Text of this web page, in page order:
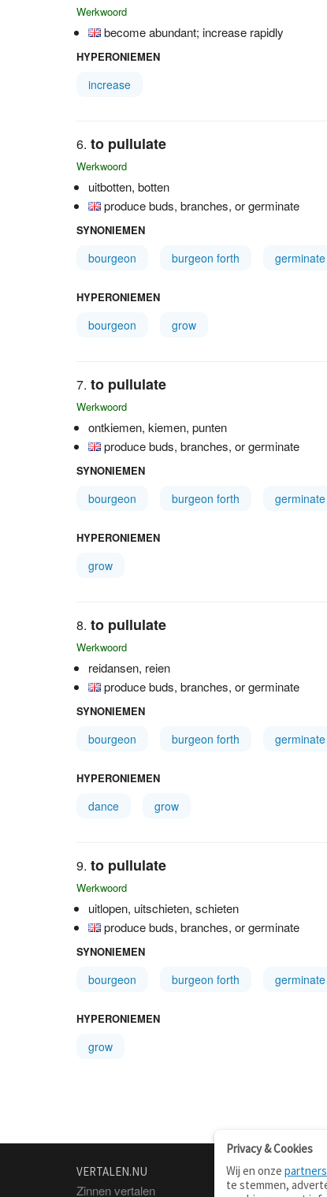
Werkwoord
become abundant; increase rapidly
HYPERONIEMEN
increase
to pullulate
Werkwoord
uitbotten, botten
produce buds, branches, or germinate
SYNONIEMEN
bourgeon burgeon forth germinate
HYPERONIEMEN
bourgeon grow
to pullulate
Werkwoord
ontkiemen, kiemen, punten
produce buds, branches, or germinate
SYNONIEMEN
bourgeon burgeon forth germinate
HYPERONIEMEN
grow
to pullulate
Werkwoord
reidansen, reien
produce buds, branches, or germinate
SYNONIEMEN
bourgeon burgeon forth germinate
HYPERONIEMEN
dance grow
to pullulate
Werkwoord
uitlopen, uitschieten, schieten
produce buds, branches, or germinate
SYNONIEMEN
bourgeon burgeon forth germinate
HYPERONIEMEN
grow
VERTALEN.NU
Zinnen vertalen
OVER
Over deze site
Privacy & Cookies
Wij en onze partners
te stemmen,